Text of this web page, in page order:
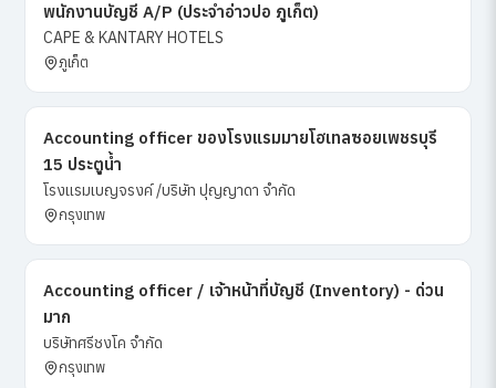
พนักงานบัญชี A/P (ประจำอ่าวปอ ภูเก็ต)
CAPE & KANTARY HOTELS
ภูเก็ต
Accounting officer ของโรงแรมมายโฮเทลซอยเพชรบุรี
15 ประตูน้ำ
โรงแรมเบญจรงค์ /บริษัท ปุญญาดา จำกัด
กรุงเทพ
Accounting officer / เจ้าหน้าที่บัญชี (Inventory) - ด่วน
มาก
บริษัทศรีชงโค จำกัด
กรุงเทพ